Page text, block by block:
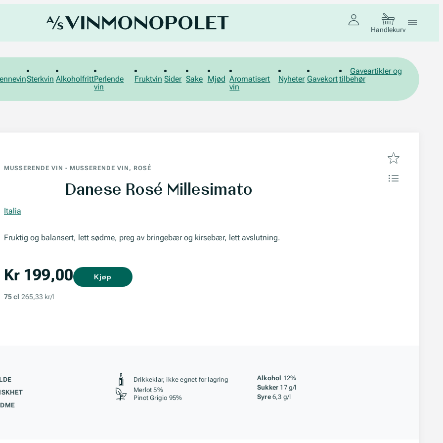
Handlekurv
Sterkvin AlkoholfrittPerlende
vin
Fruktvin Sider Sake Mjød Aromatisert
vin
Nyheter Gavekort
Gaveartikler og
tilbehør
MUSSERENDE VIN - MUSSERENDE VIN, ROSÉ
Danese Rosé Millesimato
Italia
Fruktig og balansert, lett sødme, preg av bringebær og kirsebær, lett avslutning.
Kr 199,00
75 cl 265,33 kr/l
Kjøp
Stil, lagring og råstoff
Drikkeklar, ikke egnet for lagring
Merlot 5%
Pinot Grigio 95%
Alkohol 12%
Sukker 17 g/l
Syre 6,3 g/l